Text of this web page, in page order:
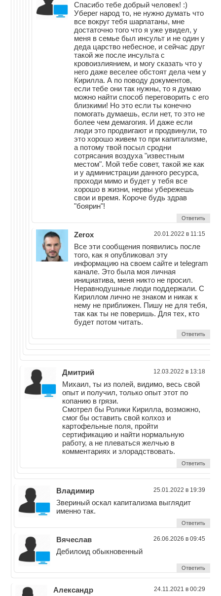
Спасибо тебе добрый человек! :)
Уберег народ то, не нужно думать что
все вокруг тебя шарлатаны, мне
достаточно того что я уже увидел, у
меня в семье был инсульт и не один у
деда царство небесное, и сейчас друг
такой же после инсульта с
кровоизлиянием, и могу сказать что у
него даже веселее обстоят дела чем у
Кирилла. А по поводу документов,
если тебе они так нужны, то я думаю
можно найти способ переговорить с его
близкими! Но это если ты конечно
помогать думаешь, если нет, то это не
более чем демагогия. И даже если
люди это продвигают и продвинули, то
это хорошо живем то при капитализме,
а потому твой посыл сродни
сотрясания воздуха "известным
местом". Мой тебе совет, такой же как
и у администрации данного ресурса,
проходи мимо и будет у тебя все
хорошо в жизни, нервы убережешь
свои и время. Короче будь здрав
"боярин"!
Ответить
Zerox 20.01.2022 в 11:15
Все эти сообщения появились после
того, как я опубликовал эту
информацию на своем сайте и telegram
канале. Это была моя личная
инициатива, меня никто не просил.
Неравнодушные люди поддержали. С
Кириллом лично не знаком и никак к
нему не приближен. Пишу не для тебя,
так как ты не поверишь. Для тех, кто
будет потом читать.
Ответить
Дмитрий 12.03.2022 в 13:18
Михаил, ты из полей, видимо, весь свой
опыт и получил, только опыт этот по
копанию в грязи.
Смотрел бы Ролики Кирилла, возможно,
смог бы оставить свой колхоз и
картофельные поля, пройти
сертификацию и найти нормальную
работу, а не плеваться желчью в
комментариях и злорадствовать.
Ответить
Владимир 25.01.2022 в 19:39
Звериный оскал капитализма выглядит
именно так.
Ответить
Вячеслав 26.06.2026 в 09:45
Дебилоид обыкновенный
Ответить
Александр 24.11.2021 в 00:29